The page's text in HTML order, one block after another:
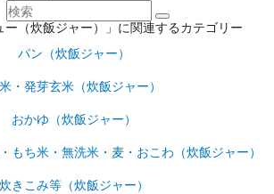
ー（炊飯ジャー）」に関連するカテゴリー
パン（炊飯ジャー）
・発芽玄米（炊飯ジャー）
おかゆ（炊飯ジャー）
もち米・無洗米・麦・おこわ（炊飯ジャー）
炊きこみ等（炊飯ジャー）